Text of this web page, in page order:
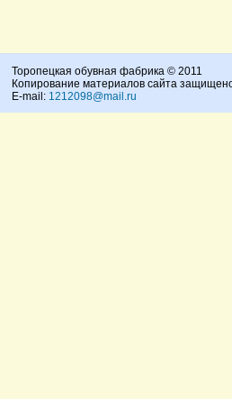
Торопецкая обувная фабрика © 2011
Копирование материалов сайта
E-mail: 1212098@mail.ru